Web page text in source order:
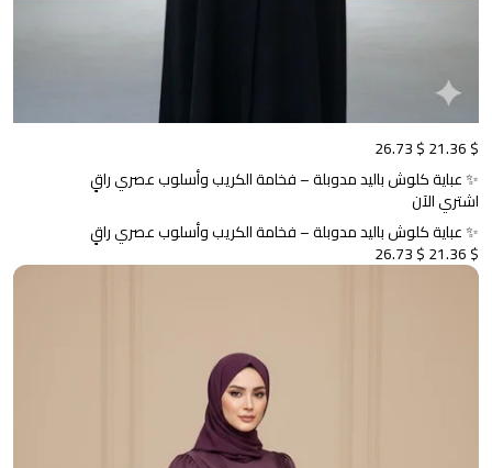
$ 21.36
$ 26.73
✨ عباية كلوش باليد مدوبلة – فخامة الكريب وأسلوب عصري راقٍ
اشتري الآن
✨ عباية كلوش باليد مدوبلة – فخامة الكريب وأسلوب عصري راقٍ
$ 21.36
$ 26.73